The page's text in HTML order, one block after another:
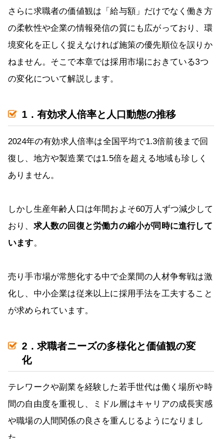
さらに求職者の価値観は「給与額」だけでなく働き方
の柔軟性や企業の情報発信の質にも広がっており、環
境変化を正しく捉えなければ施策の優先順位を誤りか
ねません。そこで本章では採用市場におきている3つ
の変化について解説します。
1．有効求人倍率と人口動態の推移
2024年の有効求人倍率は全国平均で1.3倍前後まで回
復し、地方や製造業では1.5倍を超える地域も珍しく
ありません。
しかし生産年齢人口は年間およそ60万人ずつ減少して
おり、 求人数の回復と労働力の縮小が同時に進行して
います。
売り手市場が常態化する中で企業間の人材争奪戦は激
化し、中小企業は従来以上に採用手法を工夫すること
が求められています。
2．求職者ニーズの多様化と価値観の変
化
テレワークや副業を経験した若手世代は働く場所や時
間の自由度を重視し、ミドル層はキャリアの成長実感
や職場の人間関係の良さを重んじるようになりまし